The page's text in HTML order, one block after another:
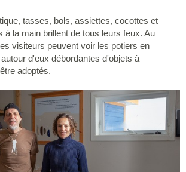
tasses, bols, assiettes, cocottes et
à la main brillent de tous leurs feux. Au
visiteurs peuvent voir les potiers en
d'eux débordantes d'objets à
adoptés.